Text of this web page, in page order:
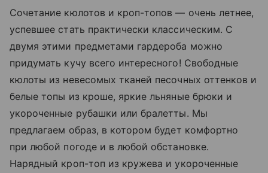
Сочетание кюлотов и кроп-топов — очень летнее,
успевшее стать практически классическим. С
двумя этими предметами гардероба можно
придумать кучу всего интересного! Свободные
кюлоты из невесомых тканей песочных оттенков и
белые топы из кроше, яркие льняные брюки и
укороченные рубашки или бралетты. Мы
предлагаем образ, в котором будет комфортно
при любой погоде и в любой обстановке.
Нарядный кроп-топ из кружева и укороченные